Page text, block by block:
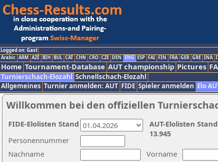
Logged on: Gast
Arabic ARM AZE BIH BUL CAT CHN CRO CZE DEN ENG ESP FAI FIN FRA GER GRE INA
Home Tournament-Database AUT championship Pictures
Turnierschach-Elozahl Schnellschach-Elozahl
Allgemeines Turnier anmelden: AUT FIDE Spieler anmelden Elo
Willkommen bei den offiziellen
Nachname
Vorname
Personennummer
AUT-Elolisten
13.945
FIDE-Elolisten Stand